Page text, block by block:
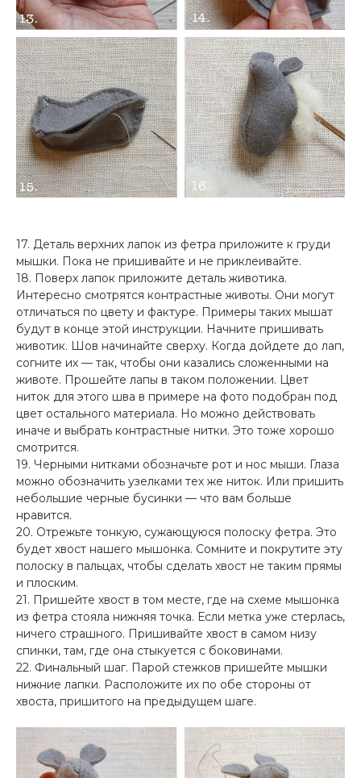
17. Деталь верхних лапок из фетра приложите к груди
мышки. Пока не пришивайте и не приклеивайте.
18. Поверх лапок приложите деталь животика.
Интересно смотрятся контрастные животы. Они могут
отличаться по цвету и фактуре. Примеры таких мышат
будут в конце этой инструкции. Начните пришивать
животик. Шов начинайте сверху. Когда дойдете до лап,
согните их — так, чтобы они казались сложенными на
животе. Прошейте лапы в таком положении. Цвет
ниток для этого шва в примере на фото подобран под
цвет остального материала. Но можно действовать
иначе и выбрать контрастные нитки. Это тоже хорошо
смотрится.
19. Черными нитками обозначьте рот и нос мыши. Глаза
можно обозначить узелками тех же ниток. Или пришить
небольшие черные бусинки — что вам больше
нравится.
20. Отрежьте тонкую, сужающуюся полоску фетра. Это
будет хвост нашего мышонка. Сомните и покрутите эту
полоску в пальцах, чтобы сделать хвост не таким прямы
и плоским.
21. Пришейте хвост в том месте, где на схеме мышонка
из фетра стояла нижняя точка. Если метка уже стерлась,
ничего страшного. Пришивайте хвост в самом низу
спинки, там, где она стыкуется с боковинами.
22. Финальный шаг. Парой стежков пришейте мышки
нижние лапки. Расположите их по обе стороны от
хвоста, пришитого на предыдущем шаге.